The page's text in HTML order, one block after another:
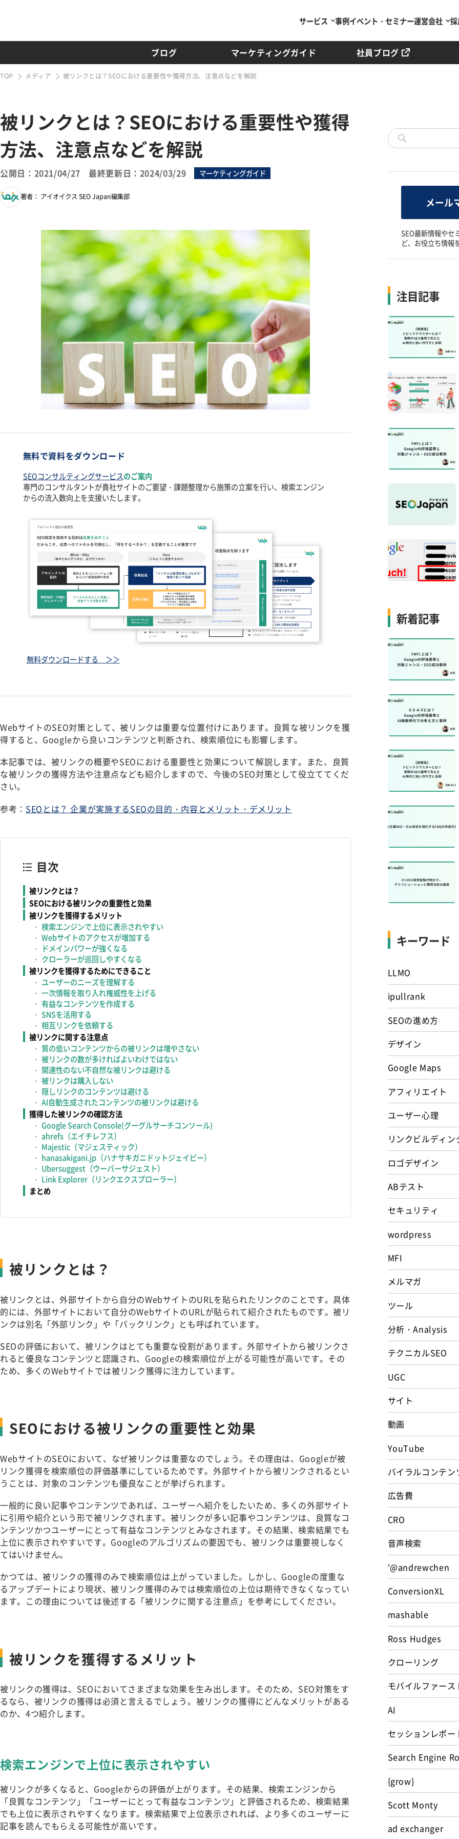
ブログ マーケティングガイド 社員ブログ
サービス 事例イベント・セミナー運営会社
TOP メディア 被リンクとは？SEOにおける重要性や獲得方法、注意点などを解説
被リンクとは？SEOにおける重要性や獲得
方法、注意点などを解説
公開日：2021/04/27 最終更新日：2024/03/29 マーケティングガイド
著者： アイオイクス SEO Japan編集部
無料で資料をダウンロード
SEOコンサルティングサービスのご案内
専門のコンサルタントが貴社サイトのご要望・課題整理から施策の立案を行い、検索エンジン
からの流入数向上を支援いたします。
無料ダウンロードする ＞＞
WebサイトのSEO対策として、被リンクは重要な位置付けにあります。良質な被リンクを獲
得すると、Googleから良いコンテンツと判断され、検索順位にも影響します。
本記事では、被リンクの概要やSEOにおける重要性と効果について解説します。また、良質
な被リンクの獲得方法や注意点なども紹介しますので、今後のSEO対策として役立ててくだ
さい。
参考： SEOとは？ 企業が実施するSEOの目的・内容とメリット・デメリット
目次
被リンクとは？
SEOにおける被リンクの重要性と効果
被リンクを獲得するメリット
検索エンジンで上位に表示されやすい
Webサイトのアクセスが増加する
ドメインパワーが強くなる
クローラーが巡回しやすくなる
被リンクを獲得するためにできること
ユーザーのニーズを理解する
一次情報を取り入れ権威性を上げる
有益なコンテンツを作成する
SNSを活用する
相互リンクを依頼する
被リンクに関する注意点
質の低いコンテンツからの被リンクは増やさない
被リンクの数が多ければよいわけではない
関連性のない不自然な被リンクは避ける
被リンクは購入しない
隠しリンクのコンテンツは避ける
AI自動生成されたコンテンツの被リンクは避ける
獲得した被リンクの確認方法
Google Search Console(グーグルサーチコンソール)
ahrefs（エイチレフス）
Majestic（マジェスティック）
hanasakigani.jp（ハナサキガニドットジェイピー）
Ubersuggest（ウーバーサジェスト）
Link Explorer（リンクエクスプローラー）
まとめ
被リンクとは？
被リンクとは、外部サイトから自分のWebサイトのURLを貼られたリンクのことです。具体
的には、外部サイトにおいて自分のWebサイトのURLが貼られて紹介されたものです。被リ
ンクは別名「外部リンク」や「バックリンク」とも呼ばれています。
SEOの評価において、被リンクはとても重要な役割があります。外部サイトから被リンクさ
れると優良なコンテンツと認識され、Googleの検索順位が上がる可能性が高いです。その
ため、多くのWebサイトでは被リンク獲得に注力しています。
SEOにおける被リンクの重要性と効果
WebサイトのSEOにおいて、なぜ被リンクは重要なのでしょう。その理由は、Googleが被
リンク獲得を検索順位の評価基準にしているためです。外部サイトから被リンクされるとい
うことは、対象のコンテンツも優良なことが挙げられます。
一般的に良い記事やコンテンツであれば、ユーザーへ紹介をしたいため、多くの外部サイト
に引用や紹介という形で被リンクされます。被リンクが多い記事やコンテンツは、良質なコ
ンテンツかつユーザーにとって有益なコンテンツとみなされます。その結果、検索結果でも
上位に表示されやすいです。Googleのアルゴリズムの要因でも、被リンクは重要視しなく
てはいけません。
かつては、被リンクの獲得のみで検索順位は上がっていました。しかし、Googleの度重な
るアップデートにより現状、被リンク獲得のみでは検索順位の上位は期待できなくなってい
ます。この理由については後述する「被リンクに関する注意点」を参考にしてください。
被リンクを獲得するメリット
被リンクの獲得は、SEOにおいてさまざまな効果を生み出します。そのため、SEO対策をす
るなら、被リンクの獲得は必須と言えるでしょう。被リンクの獲得にどんなメリットがある
のか、4つ紹介します。
検索エンジンで上位に表示されやすい
被リンクが多くなると、Googleからの評価が上がります。その結果、検索エンジンから
「良質なコンテンツ」「ユーザーにとって有益なコンテンツ」と評価されるため、検索結果
でも上位に表示されやすくなります。検索結果で上位表示されれば、より多くのユーザーに
記事を読んでもらえる可能性が高いです。
メール
SEO最新情報やセ
ど、お役立ち情報
注目記事
新着記事
キーワード
LLMO
ipullrank
SEOの進め方
デザイン
Google Maps
アフィリエイト
ユーザー心理
リンクビルディン
ロゴデザイン
ABテスト
セキュリティ
wordpress
MFI
メルマガ
ツール
分析・Analysis
テクニカルSEO
UGC
サイト
動画
YouTube
バイラルコンテン
広告費
CRO
音声検索
'@andrewchen
ConversionXL
mashable
Ross Hudges
クローリング
モバイルファー
AI
セッションレポー
Search Engine
{grow}
Scott Monty
ad exchanger